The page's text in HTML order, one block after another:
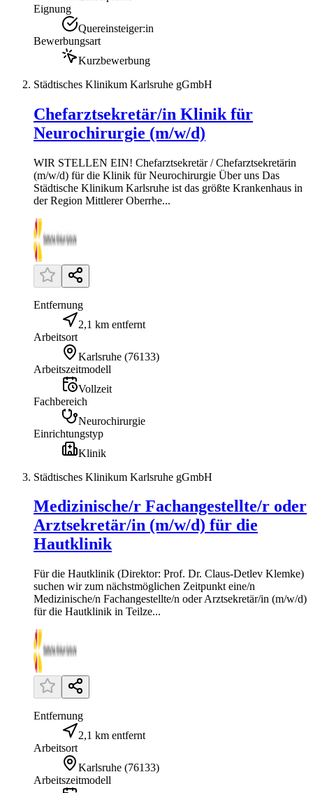
Eignung
Quereinsteiger:in
Bewerbungsart
Kurzbewerbung
Städtisches Klinikum Karlsruhe gGmbH
Chefarztsekretär/in Klinik für
Neurochirurgie (m/w/d)
WIR STELLEN EIN! Chefarztsekretär / Chefarztsekretärin
(m/w/d) für die Klinik für Neurochirurgie Über uns Das
Städtische Klinikum Karlsruhe ist das größte Krankenhaus in
der Region Mittlerer Oberrhe...
Entfernung
2,1 km entfernt
Arbeitsort
Karlsruhe (76133)
Arbeitszeitmodell
Vollzeit
Fachbereich
Neurochirurgie
Einrichtungstyp
Klinik
Städtisches Klinikum Karlsruhe gGmbH
Medizinische/r Fachangestellte/r oder
Arztsekretär/in (m/w/d) für die
Hautklinik
Für die Hautklinik (Direktor: Prof. Dr. Claus-Detlev Klemke)
suchen wir zum nächstmöglichen Zeitpunkt eine/n
Medizinische/n Fachangestellte/n oder Arztsekretär/in (m/w/d)
für die Hautklinik in Teilze...
Entfernung
2,1 km entfernt
Arbeitsort
Karlsruhe (76133)
Arbeitszeitmodell